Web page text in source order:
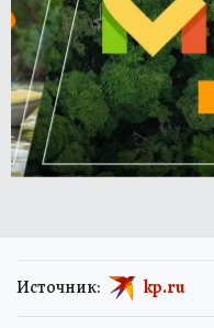
Источник: kp.ru